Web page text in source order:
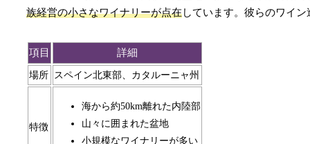
族経営の小さなワイナリーが点在しています。彼らのワイ
項目 詳細
場所 スペイン北東部、カタルーニャ州
特徴
海から約50km離れた内陸部
山々に囲まれた盆地
小規模なワイナリーが多い